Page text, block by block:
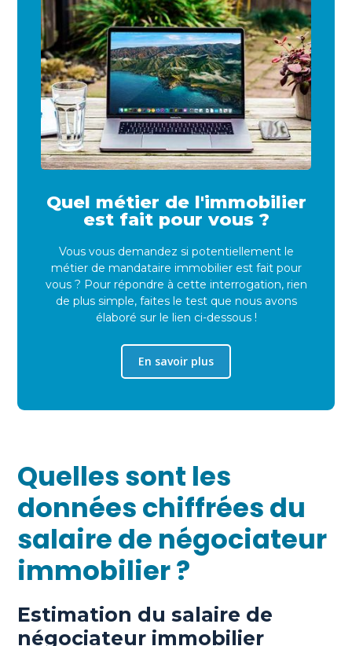
Quel métier de l'immobilier
est fait pour vous ?
Vous vous demandez si potentiellement le
métier de mandataire immobilier est fait pour
vous ? Pour répondre à cette interrogation, rien
de plus simple, faites le test que nous avons
élaboré sur le lien ci-dessous !
En savoir plus
Quelles sont les
données chiffrées du
salaire de négociateur
immobilier ?
Estimation du salaire de
négociateur immobilier